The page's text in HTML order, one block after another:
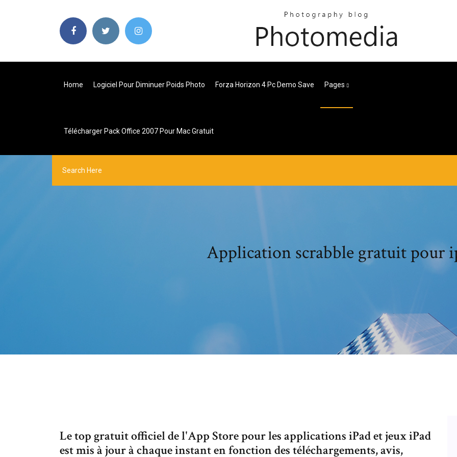
Home Logiciel Pour Diminuer Poids Photo Forza Horizon 4 Pc Demo Save Pages
Télécharger Pack Office 2007 Pour Mac Gratuit
Application scrabble gratuit pour
Le top gratuit officiel de l'App Store pour les applications iPad et jeux iPad
est mis à jour à chaque instant en fonction des téléchargements, avis,